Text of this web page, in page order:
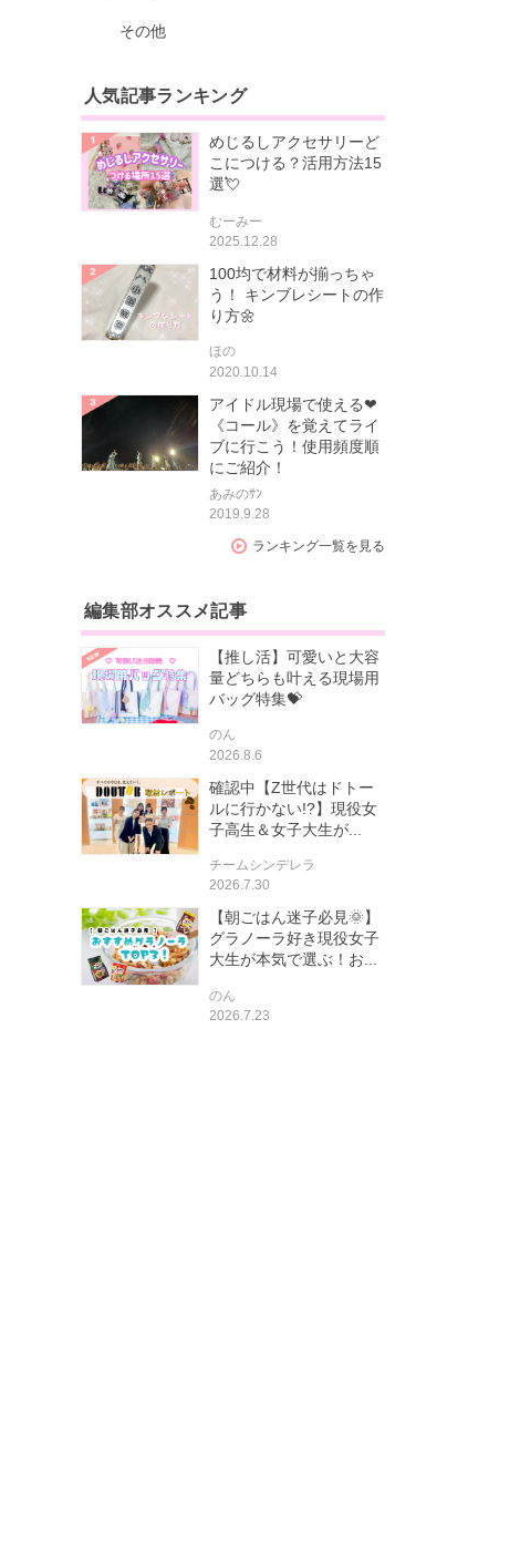
その他
人気記事ランキング
めじるしアクセサリーど
こにつける？活用方法15
選💘
むーみー
2025.12.28
100均で材料が揃っちゃ
う！ キンブレシートの作
り方🌼
ほの
2020.10.14
アイドル現場で使える❤
《コール》を覚えてライ
ブに行こう！使用頻度順
にご紹介！
あみのｻﾝ
2019.9.28
ランキング一覧を見る
編集部オススメ記事
【推し活】可愛いと大容
量どちらも叶える現場用
バッグ特集💝
のん
2026.8.6
確認中【Z世代はドトー
ルに行かない!?】現役女
子高生＆女子大生が...
チームシンデレラ
2026.7.30
【朝ごはん迷子必見🌞】
グラノーラ好き現役女子
大生が本気で選ぶ！お...
のん
2026.7.23